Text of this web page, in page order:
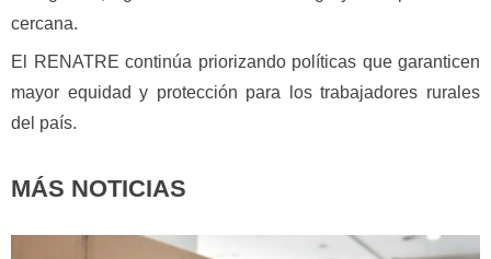
cercana.
El RENATRE continúa priorizando políticas que garanticen
mayor equidad y protección para los trabajadores rurales
del país.
MÁS NOTICIAS